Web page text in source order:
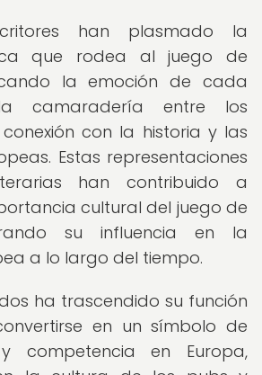
han plasmado la
que rodea al juego de
la emoción de cada
la camaradería entre los
con la historia y las
Estas representaciones
han contribuido a
cultural del juego de
su influencia en la
a lo largo del tiempo.
ha trascendido su función
en un símbolo de
competencia en Europa,